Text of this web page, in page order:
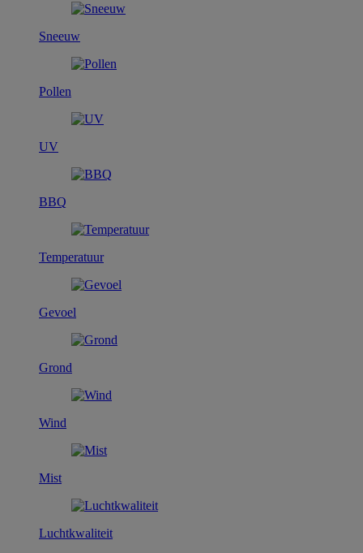
Sneeuw
Pollen
UV
BBQ
Temperatuur
Gevoel
Grond
Wind
Mist
Luchtkwaliteit